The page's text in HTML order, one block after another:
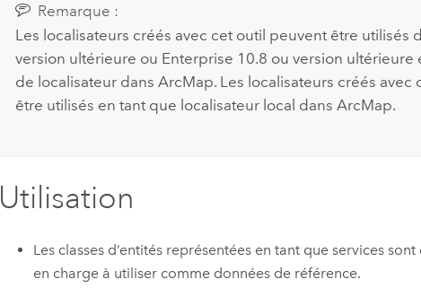
Remarque :
Les localisateurs créés avec cet outil peuvent être utilisés
version ultérieure ou Enterprise 10.8 ou version ultérieure
de localisateur dans ArcMap. Les localisateurs créés
être utilisés en tant que localisateur local dans ArcMap.
Utilisation
Les classes d’entités représentées en tant que services
en charge à utiliser comme données de référence.